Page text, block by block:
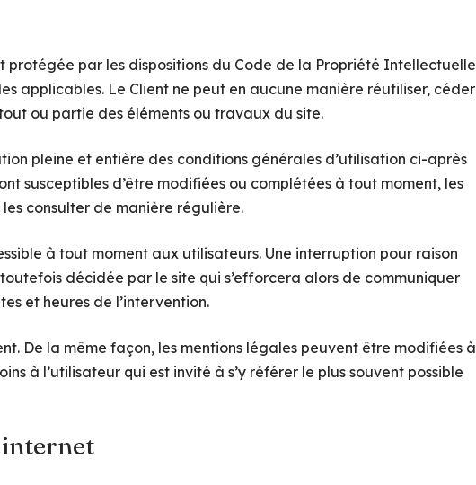
protégée par les dispositions du Code de la Propriété Intellectuelle
applicables. Le Client ne peut en aucune manière réutiliser, céder
ou partie des éléments ou travaux du site.
pleine et entière des conditions générales d’utilisation ci-après
susceptibles d’être modifiées ou complétées à tout moment, les
consulter de manière régulière.
à tout moment aux utilisateurs. Une interruption pour raison
décidée par le site qui s’efforcera alors de communiquer
et heures de l’intervention.
De la même façon, les mentions légales peuvent être modifiées à
à l’utilisateur qui est invité à s’y référer le plus souvent possible
internet